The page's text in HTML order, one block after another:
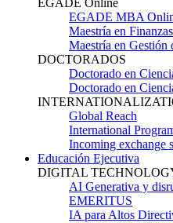
EGADE Online
EGADE MBA
Maestría en
Maestría en
DOCTORADOS
Doctorado en
Doctorado en
Global Reach
International
Incoming exchange
Educación Ejecutiva
DIGITAL
AI Generativa y
EMERITUS
IA para Altos